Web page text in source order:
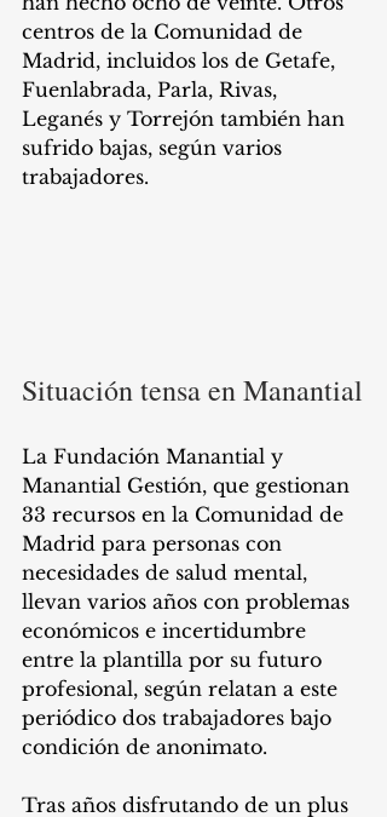
centros de la Comunidad de
Madrid, incluidos los de Getafe,
Fuenlabrada, Parla, Rivas,
Leganés y Torrejón también han
sufrido bajas, según varios
trabajadores.
Situación tensa en Manantial
La Fundación Manantial y
Manantial Gestión, que gestionan
33 recursos en la Comunidad de
Madrid para personas con
necesidades de salud mental,
llevan varios años con problemas
económicos e incertidumbre
entre la plantilla por su futuro
profesional, según relatan a este
periódico dos trabajadores bajo
condición de anonimato.
Tras años disfrutando de un plus